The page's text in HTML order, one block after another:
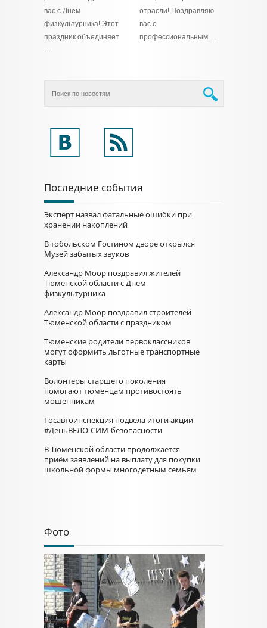
вас с Днем
физкультурника! Этот
праздник объединяет
…
отрасли! Поздравляю
вас с
профессиональным …
Последние события
Эксперт назвал фатальные ошибки при
хранении накоплений
В тобольском Гостином дворе открылся
Музей забытых звуков
Александр Моор поздравил жителей
Тюменской области с Днем
физкультурника
Александр Моор поздравил строителей
Тюменской области с праздником
Тюменские родители первоклассников
могут оформить льготные транспортные
карты
Волонтеры старшего поколения
помогают тюменцам противостоять
мошенникам
Госавтоинспекция подвела итоги акции
#ДеньВЕЛО-СИМ-безопасности
В Тюменской области продолжается
приём заявлений на выплату для покупки
школьной формы многодетным семьям
Фото